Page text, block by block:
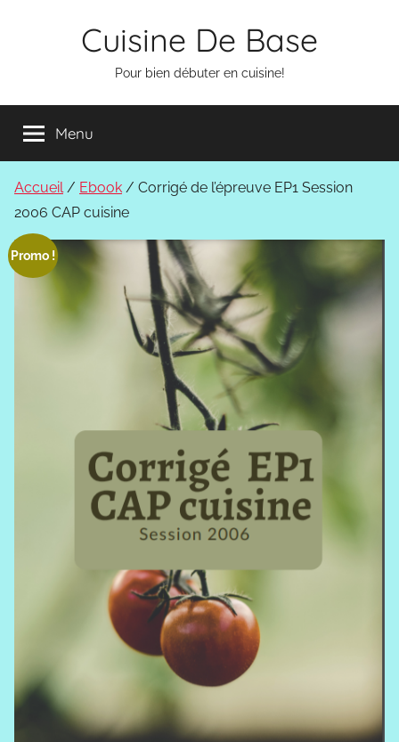
Cuisine De Base
Pour bien débuter en cuisine!
Menu
Accueil/ Ebook / Corrigé de l’épreuve EP1 Session
2006 CAP cuisine
Promo !